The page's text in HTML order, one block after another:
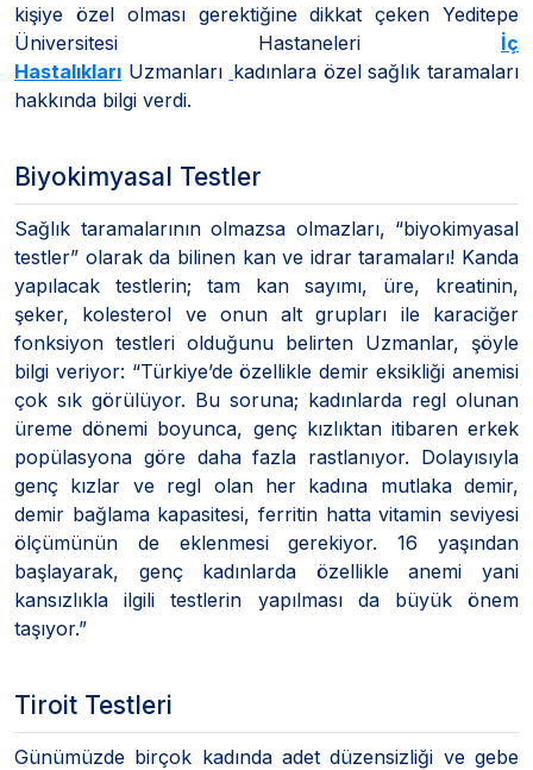
kişiye özel olması gerektiğine dikkat çeken Yeditepe
Üniversitesi Hastaneleri İç
Hastalıkları Uzmanları kadınlara özel sağlık taramaları
hakkında bilgi verdi.
Biyokimyasal Testler
Sağlık taramalarının olmazsa olmazları, “biyokimyasal
testler” olarak da bilinen kan ve idrar taramaları! Kanda
yapılacak testlerin; tam kan sayımı, üre, kreatinin,
şeker, kolesterol ve onun alt grupları ile karaciğer
fonksiyon testleri olduğunu belirten Uzmanlar, şöyle
bilgi veriyor: “Türkiye’de özellikle demir eksikliği anemisi
çok sık görülüyor. Bu soruna; kadınlarda regl olunan
üreme dönemi boyunca, genç kızlıktan itibaren erkek
popülasyona göre daha fazla rastlanıyor. Dolayısıyla
genç kızlar ve regl olan her kadına mutlaka demir,
demir bağlama kapasitesi, ferritin hatta vitamin seviyesi
ölçümünün de eklenmesi gerekiyor. 16 yaşından
başlayarak, genç kadınlarda özellikle anemi yani
kansızlıkla ilgili testlerin yapılması da büyük önem
taşıyor.”
Tiroit Testleri
Günümüzde birçok kadında adet düzensizliği ve gebe